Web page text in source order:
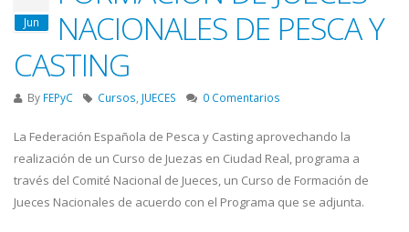
Jun
NACIONALES DE PESCA Y
CASTING
By FEPyC Cursos, JUECES 0 Comentarios
La Federación Española de Pesca y Casting aprovechando la
realización de un Curso de Juezas en Ciudad Real, programa a
través del Comité Nacional de Jueces, un Curso de Formación de
Jueces Nacionales de acuerdo con el Programa que se adjunta.